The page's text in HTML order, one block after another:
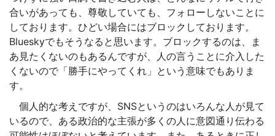
合いがあっても、尊敬していても、フォローしないことに
しております。ひどい場合にはブロックしております。
Blueskyでもそうなると思います。ブロックするのは、ま
あ見たくないのもあるんですが、人の言うことに介入した
くないので「勝手にやってくれ」という意味でもありま
す。
個人的な考えですが、SNSというのはいろんな人が見て
いるので、ある政治的な主張が多くの人に意図通り伝わる